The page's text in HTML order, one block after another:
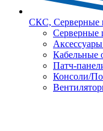
СКС, Серверные
Серверные
Кабельные
Патч-
Консоли/